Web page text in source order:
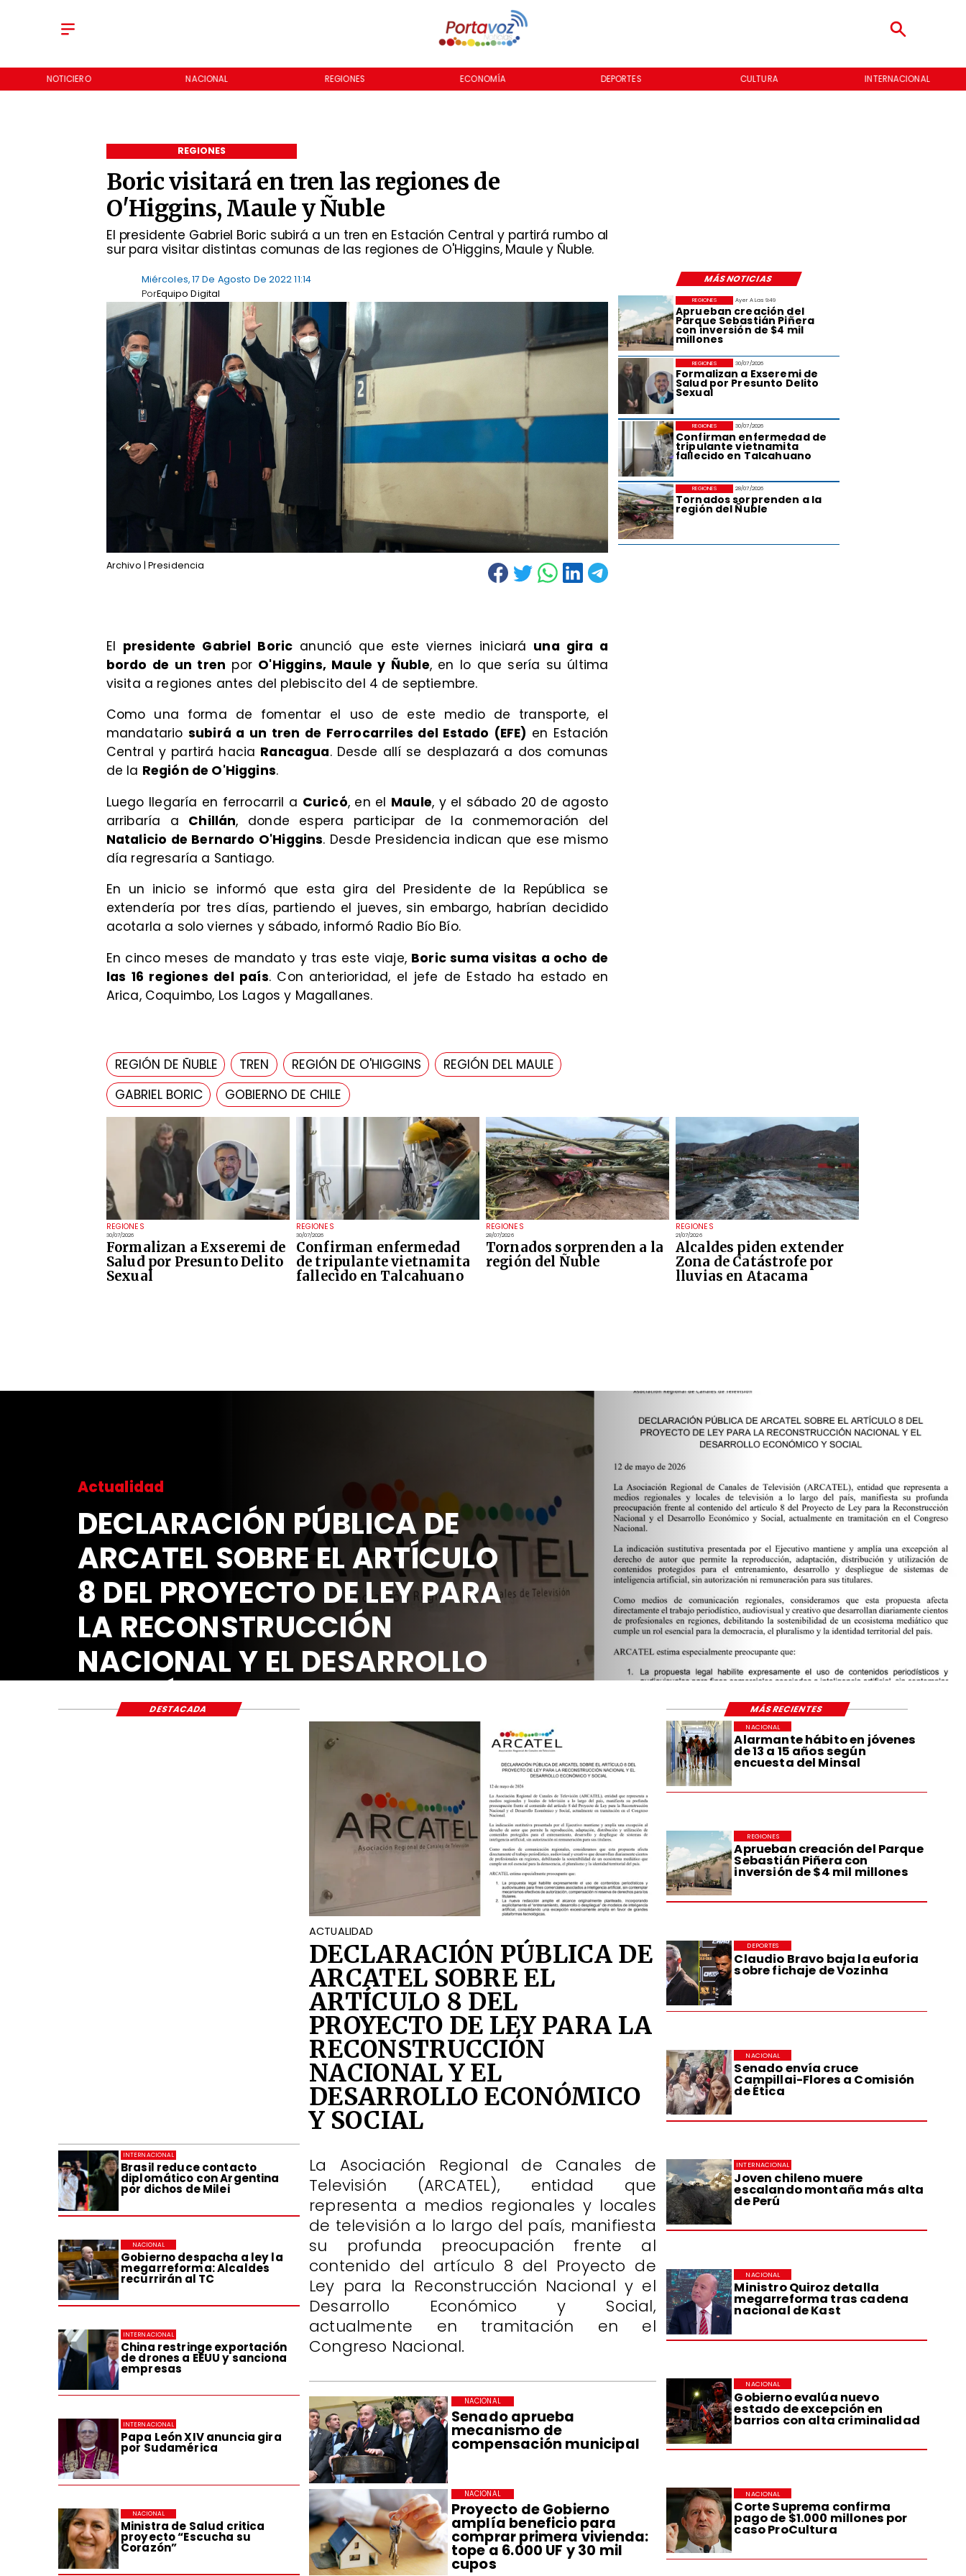
NOTICIERO NACIONAL REGIONES ECONOMÍA DEPORTES CULTURA INTERNACIONAL
Boric visitará en tren las regiones de
O'Higgins, Maule y Ñuble
El presidente Gabriel Boric subirá a un tren en Estación Central y partirá rumbo al
sur para visitar distintas comunas de las regiones de O'Higgins, Maule y Ñuble.
REGIONES
MÁS NOTICIAS
Miércoles, 17 De Agosto De 2022 11:14
Equipo Digital
Por
Archivo | Presidencia
REGIONES
30/07/2026
Formalizan a Exseremi de
Salud por Presunto Delito
Sexual
REGIONES
30/07/2026
Confirman enfermedad
de tripulante vietnamita
fallecido en Talcahuano
REGIONES
28/07/2026
Tornados sorprenden a la
región del Ñuble
REGIONES
21/07/2026
Alcaldes piden extender
Zona de Catástrofe por
lluvias en Atacama
Ayer A Las 9:49
Aprueban creación del
Parque Sebastián Piñera
con inversión de $4 mil
millones
REGIONES
30/07/2026
Formalizan a Exseremi de
Salud por Presunto Delito
Sexual
REGIONES
30/07/2026
Confirman enfermedad de
tripulante vietnamita
fallecido en Talcahuano
REGIONES
28/07/2026
Tornados sorprenden a la
región del Ñuble
REGIONES
El presidente Gabriel Boric anunció que este viernes iniciará una gira a
bordo de un tren por O'Higgins, Maule y Ñuble, en lo que sería su última
visita a regiones antes del plebiscito del 4 de septiembre.
Como una forma de fomentar el uso de este medio de transporte, el
mandatario subirá a un tren de Ferrocarriles del Estado (EFE) en Estación
Central y partirá hacia Rancagua. Desde allí se desplazará a dos comunas
de la Región de O'Higgins.
Luego llegaría en ferrocarril a Curicó, en el Maule, y el sábado 20 de agosto
arribaría a Chillán, donde espera participar de la conmemoración del
Natalicio de Bernardo O'Higgins. Desde Presidencia indican que ese mismo
día regresaría a Santiago.
En un inicio se informó que esta gira del Presidente de la República se
extendería por tres días, partiendo el jueves, sin embargo, habrían decidido
acotarla a solo viernes y sábado, informó Radio Bío Bío.
En cinco meses de mandato y tras este viaje, Boric suma visitas a ocho de
las 16 regiones del país. Con anterioridad, el jefe de Estado ha estado en
Arica, Coquimbo, Los Lagos y Magallanes.
REGIÓN DE ÑUBLE TREN REGIÓN DE O'HIGGINS
REGIÓN DEL MAULE
GABRIEL BORIC
GOBIERNO DE CHILE
Actualidad
DECLARACIÓN PÚBLICA DE
ARCATEL SOBRE EL ARTÍCULO
8 DEL PROYECTO DE LEY PARA
LA RECONSTRUCCIÓN
NACIONAL Y EL DESARROLLO
ECONÓMICO Y SOCIAL
Alarmante hábito en jóvenes
de 13 a 15 años según
encuesta del Minsal
NACIONAL
Aprueban creación del Parque
Sebastián Piñera con
inversión de $4 mil millones
REGIONES
Claudio Bravo baja la euforia
sobre fichaje de Vozinha
DEPORTES
Senado envía cruce
Campillai-Flores a Comisión
de Ética
NACIONAL
Joven chileno muere
escalando montaña más alta
de Perú
INTERNACIONAL
Ministro Quiroz detalla
megarreforma tras cadena
nacional de Kast
NACIONAL
Gobierno evalúa nuevo
estado de excepción en
barrios con alta criminalidad
NACIONAL
Corte Suprema confirma
pago de $1.000 millones por
caso ProCultura
NACIONAL
Brasil reduce contacto
diplomático con Argentina
por dichos de Milei
INTERNACIONAL
Gobierno despacha a ley la
megarreforma: Alcaldes
recurrirán al TC
NACIONAL
China restringe exportación
de drones a EEUU y sanciona
empresas
INTERNACIONAL
Papa León XIV anuncia gira
por Sudamérica
INTERNACIONAL
Ministra de Salud critica
proyecto “Escucha su
Corazón”
NACIONAL
Senado aprueba
mecanismo de
compensación municipal
NACIONAL
Proyecto de Gobierno
amplía beneficio para
comprar primera vivienda:
tope a 6.000 UF y 30 mil
cupos
NACIONAL
ACTUALIDAD
DECLARACIÓN PÚBLICA DE
ARCATEL SOBRE EL
ARTÍCULO 8 DEL
PROYECTO DE LEY PARA LA
RECONSTRUCCIÓN
NACIONAL Y EL
DESARROLLO ECONÓMICO
Y SOCIAL
La Asociación Regional de Canales de
Televisión (ARCATEL), entidad que
representa a medios regionales y locales
de televisión a lo largo del país, manifiesta
su profunda preocupación frente al
contenido del artículo 8 del Proyecto de
Ley para la Reconstrucción Nacional y el
Desarrollo Económico y Social,
actualmente en tramitación en el
Congreso Nacional.
DESTACADA MÁS RECIENTES